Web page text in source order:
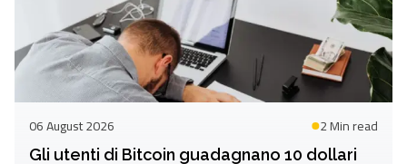
06 August 2026 2 Minread
Gli utenti di Bitcoin guadagnano 10 dollari